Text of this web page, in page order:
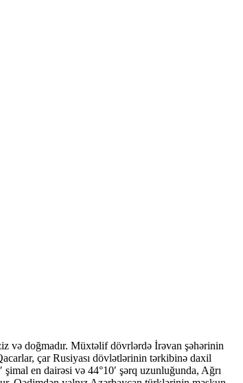
və doğmadır. Müxtəlif dövrlərdə İrəvan şəhərinin
çar Rusiyası dövlətlərinin tərkibinə daxil
en dairəsi və 44°10′ şərq uzunluğunda, Ağrı